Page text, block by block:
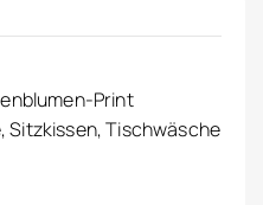
Print
Sitzkissen, Tischwäsche